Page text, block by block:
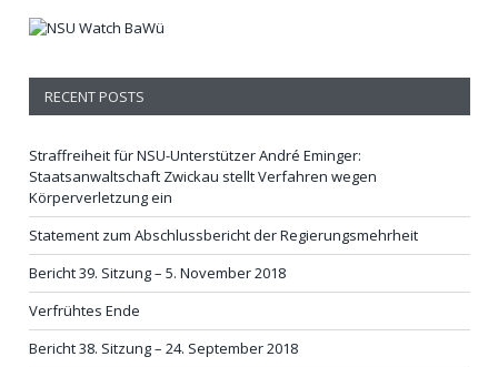
RECENT POSTS
Straffreiheit für NSU-Unterstützer André Eminger:
Staatsanwaltschaft Zwickau stellt Verfahren wegen
Körperverletzung ein
Statement zum Abschlussbericht der Regierungsmehrheit
Bericht 39. Sitzung – 5. November 2018
Verfrühtes Ende
Bericht 38. Sitzung – 24. September 2018